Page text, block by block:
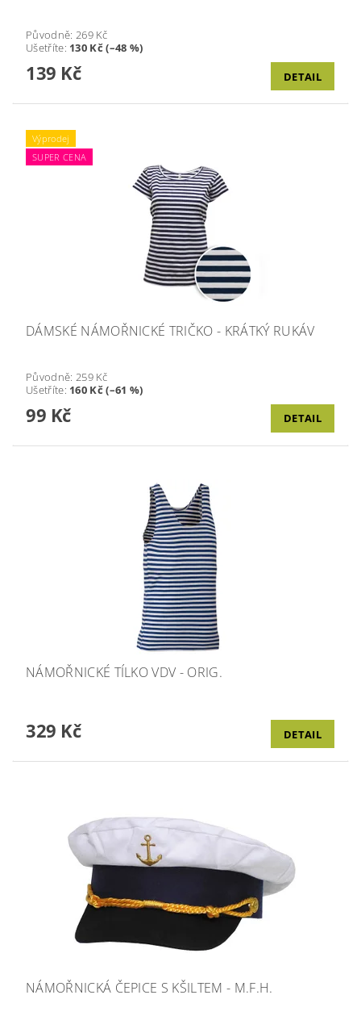
Původně: 269 Kč
Ušetříte: 130 Kč (–48 %)
139 Kč DETAIL
Výprodej
SUPER CENA
DÁMSKÉ NÁMOŘNICKÉ TRIČKO - KRÁTKÝ RUKÁV
Původně: 259 Kč
Ušetříte: 160 Kč (–61 %)
99 Kč DETAIL
NÁMOŘNICKÉ TÍLKO VDV - ORIG.
329 Kč DETAIL
NÁMOŘNICKÁ ČEPICE S KŠILTEM - M.F.H.